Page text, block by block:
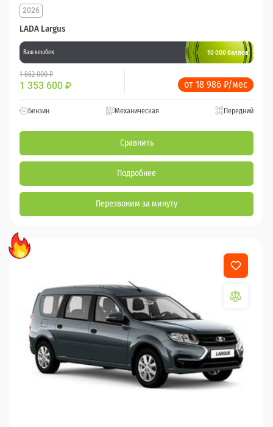
LADA Largus
2026
Ваш кешбек 10 000 баллов
1 862 000 ₽
1 353 600 ₽ от 18 986 ₽/мес
Бензин Механическая Передний
Сравнить
Подробнее
Перезвоним за минуту